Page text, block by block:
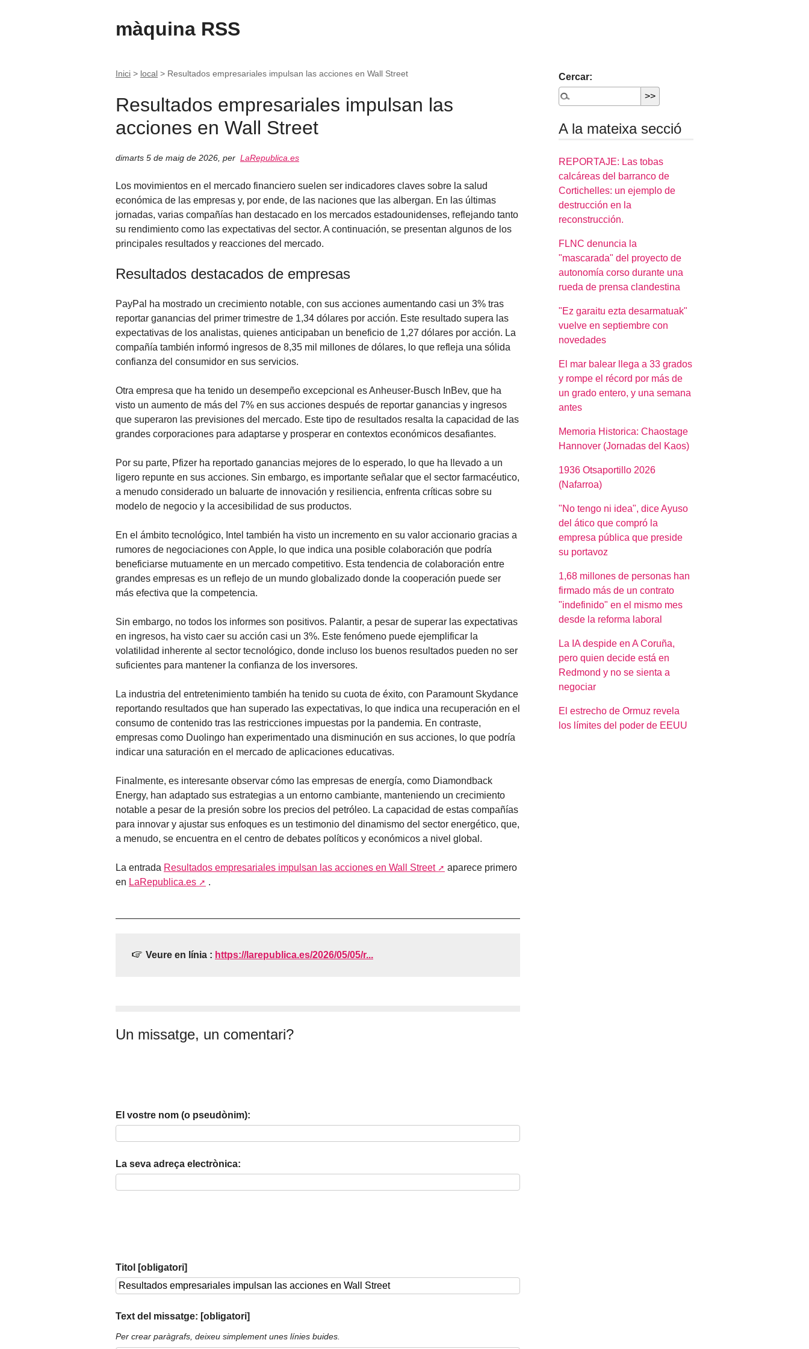
màquina RSS
Inici > local > Resultados empresariales impulsan las acciones en Wall Street
Resultados empresariales impulsan las
acciones en Wall Street
dimarts 5 de maig de 2026 per LaRepublica.es
Los movimientos en el mercado financiero suelen ser indicadores claves sobre la salud
económica de las empresas y, por ende, de las naciones que las albergan. En las últimas
jornadas, varias compañías han destacado en los mercados estadounidenses, reflejando tanto
su rendimiento como las expectativas del sector. A continuación, se presentan algunos de los
principales resultados y reacciones del mercado.
Resultados destacados de empresas
PayPal ha mostrado un crecimiento notable, con sus acciones aumentando casi un 3% tras
reportar ganancias del primer trimestre de 1,34 dólares por acción. Este resultado supera las
expectativas de los analistas, quienes anticipaban un beneficio de 1,27 dólares por acción. La
compañía también informó ingresos de 8,35 mil millones de dólares, lo que refleja una sólida
confianza del consumidor en sus servicios.
Otra empresa que ha tenido un desempeño excepcional es Anheuser-Busch InBev, que ha
visto un aumento de más del 7% en sus acciones después de reportar ganancias y ingresos
que superaron las previsiones del mercado. Este tipo de resultados resalta la capacidad de las
grandes corporaciones para adaptarse y prosperar en contextos económicos desafiantes.
Por su parte, Pfizer ha reportado ganancias mejores de lo esperado, lo que ha llevado a un
ligero repunte en sus acciones. Sin embargo, es importante señalar que el sector farmacéutico,
a menudo considerado un baluarte de innovación y resiliencia, enfrenta críticas sobre su
modelo de negocio y la accesibilidad de sus productos.
En el ámbito tecnológico, Intel también ha visto un incremento en su valor accionario gracias a
rumores de negociaciones con Apple, lo que indica una posible colaboración que podría
beneficiarse mutuamente en un mercado competitivo. Esta tendencia de colaboración entre
grandes empresas es un reflejo de un mundo globalizado donde la cooperación puede ser
más efectiva que la competencia.
Sin embargo, no todos los informes son positivos. Palantir, a pesar de superar las expectativas
en ingresos, ha visto caer su acción casi un 3%. Este fenómeno puede ejemplificar la
volatilidad inherente al sector tecnológico, donde incluso los buenos resultados pueden no ser
suficientes para mantener la confianza de los inversores.
La industria del entretenimiento también ha tenido su cuota de éxito, con Paramount Skydance
reportando resultados que han superado las expectativas, lo que indica una recuperación en el
consumo de contenido tras las restricciones impuestas por la pandemia. En contraste,
empresas como Duolingo han experimentado una disminución en sus acciones, lo que podría
indicar una saturación en el mercado de aplicaciones educativas.
Finalmente, es interesante observar cómo las empresas de energía, como Diamondback
Energy, han adaptado sus estrategias a un entorno cambiante, manteniendo un crecimiento
notable a pesar de la presión sobre los precios del petróleo. La capacidad de estas compañías
para innovar y ajustar sus enfoques es un testimonio del dinamismo del sector energético, que,
a menudo, se encuentra en el centro de debates políticos y económicos a nivel global.
La entrada Resultados empresariales impulsan las acciones en Wall Street
aparece primero
en LaRepublica.es .
Veure en línia : https://larepublica.es/2026/05/05/r...
Un missatge, un comentari?
El vostre nom (o pseudònim):
La seva adreça electrònica:
Titol [obligatori]
Text del missatge: [obligatori]
Per crear paràgrafs, deixeu simplement unes línies buides.
Cercar:
A la mateixa secció
REPORTAJE: Las tobas
calcáreas del barranco de
Cortichelles: un ejemplo de
destrucción en la
reconstrucción.
FLNC denuncia la
"mascarada" del proyecto de
autonomía corso durante una
rueda de prensa clandestina
"Ez garaitu ezta desarmatuak"
vuelve en septiembre con
novedades
El mar balear llega a 33 grados
y rompe el récord por más de
un grado entero, y una semana
antes
Memoria Historica: Chaostage
Hannover (Jornadas del Kaos)
1936 Otsaportillo 2026
(Nafarroa)
"No tengo ni idea", dice Ayuso
del ático que compró la
empresa pública que preside
su portavoz
1,68 millones de personas han
firmado más de un contrato
"indefinido" en el mismo mes
desde la reforma laboral
La IA despide en A Coruña,
pero quien decide está en
Redmond y no se sienta a
negociar
El estrecho de Ormuz revela
los límites del poder de EEUU